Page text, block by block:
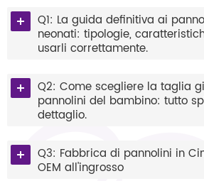
Q1: La guida definitiva ai
neonati: tipologie,
usarli correttamente.
Q2: Come scegliere la taglia
pannolini del bambino: tutto
dettaglio.
Q3: Fabbrica di pannolini in
OEM all'ingrosso